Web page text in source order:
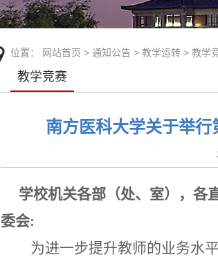
位置： 网站首页 > 通知公告 > 教学运转 > 教学
教学竞赛
南方医科大学关于举
学校机关各部（处、室），各
委会:
为进一步提升教师的业务水